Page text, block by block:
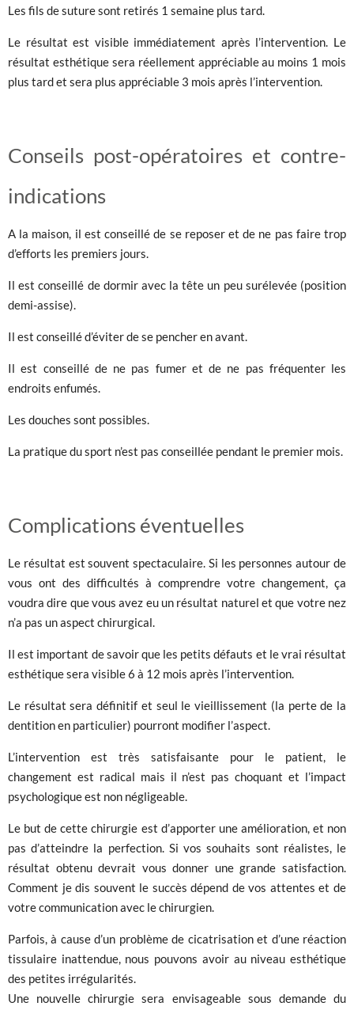
Les fils de suture sont retirés 1 semaine plus tard.
Le résultat est visible immédiatement après l’intervention. Le
résultat esthétique sera réellement appréciable au moins 1 mois
plus tard et sera plus appréciable 3 mois après l’intervention.
Conseils post-opératoires et contre-
indications
A la maison, il est conseillé de se reposer et de ne pas faire trop
d’efforts les premiers jours.
Il est conseillé de dormir avec la tête un peu surélevée (position
demi-assise).
Il est conseillé d’éviter de se pencher en avant.
Il est conseillé de ne pas fumer et de ne pas fréquenter les
endroits enfumés.
Les douches sont possibles.
La pratique du sport n’est pas conseillée pendant le premier mois.
Complications éventuelles
Le résultat est souvent spectaculaire. Si les personnes autour de
vous ont des difficultés à comprendre votre changement, ça
voudra dire que vous avez eu un résultat naturel et que votre nez
n’a pas un aspect chirurgical.
Il est important de savoir que les petits défauts et le vrai résultat
esthétique sera visible 6 à 12 mois après l’intervention.
Le résultat sera définitif et seul le vieillissement (la perte de la
dentition en particulier) pourront modifier l’aspect.
L’intervention est très satisfaisante pour le patient, le
changement est radical mais il n’est pas choquant et l’impact
psychologique est non négligeable.
Le but de cette chirurgie est d’apporter une amélioration, et non
pas d’atteindre la perfection. Si vos souhaits sont réalistes, le
résultat obtenu devrait vous donner une grande satisfaction.
Comment je dis souvent le succès dépend de vos attentes et de
votre communication avec le chirurgien.
Parfois, à cause d’un problème de cicatrisation et d’une réaction
tissulaire inattendue, nous pouvons avoir au niveau esthétique
des petites irrégularités.
Une nouvelle chirurgie sera envisageable sous demande du